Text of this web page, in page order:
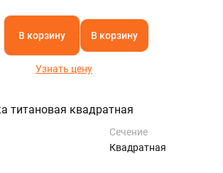
В корзину В корзину
Узнать цену
титановая квадратная
Сечение
Квадратная